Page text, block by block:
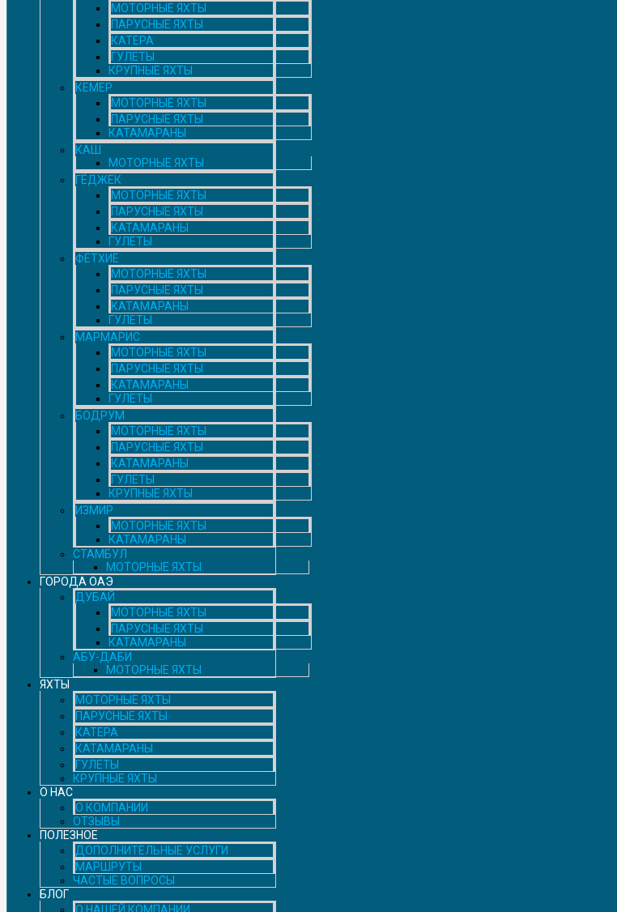
МОТОРНЫЕ ЯХТЫ
ПАРУСНЫЕ ЯХТЫ
КАТЕРА
ГУЛЕТЫ
КРУПНЫЕ ЯХТЫ
КЕМЕР
МОТОРНЫЕ ЯХТЫ
ПАРУСНЫЕ ЯХТЫ
КАТАМАРАНЫ
КАШ
МОТОРНЫЕ ЯХТЫ
ГЁДЖЕК
МОТОРНЫЕ ЯХТЫ
ПАРУСНЫЕ ЯХТЫ
КАТАМАРАНЫ
ГУЛЕТЫ
ФЕТХИЕ
МОТОРНЫЕ ЯХТЫ
ПАРУСНЫЕ ЯХТЫ
КАТАМАРАНЫ
ГУЛЕТЫ
МАРМАРИС
МОТОРНЫЕ ЯХТЫ
ПАРУСНЫЕ ЯХТЫ
КАТАМАРАНЫ
ГУЛЕТЫ
БОДРУМ
МОТОРНЫЕ ЯХТЫ
ПАРУСНЫЕ ЯХТЫ
КАТАМАРАНЫ
ГУЛЕТЫ
КРУПНЫЕ ЯХТЫ
ИЗМИР
МОТОРНЫЕ ЯХТЫ
КАТАМАРАНЫ
СТАМБУЛ
МОТОРНЫЕ ЯХТЫ
ГОРОДА ОАЭ
ДУБАЙ
МОТОРНЫЕ ЯХТЫ
ПАРУСНЫЕ ЯХТЫ
КАТАМАРАНЫ
АБУ-ДАБИ
МОТОРНЫЕ ЯХТЫ
ЯХТЫ
МОТОРНЫЕ ЯХТЫ
ПАРУСНЫЕ ЯХТЫ
КАТЕРА
КАТАМАРАНЫ
ГУЛЕТЫ
КРУПНЫЕ ЯХТЫ
О НАС
О КОМПАНИИ
ОТЗЫВЫ
ПОЛЕЗНОЕ
ДОПОЛНИТЕЛЬНЫЕ УСЛУГИ
МАРШРУТЫ
ЧАСТЫЕ ВОПРОСЫ
БЛОГ